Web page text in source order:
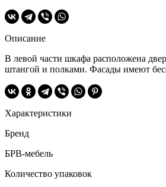
Описание
В левой части шкафа расположена
штангой и полками. Фасады имеют
Характеристики
Бренд
БРВ-мебель
Количество упаковок